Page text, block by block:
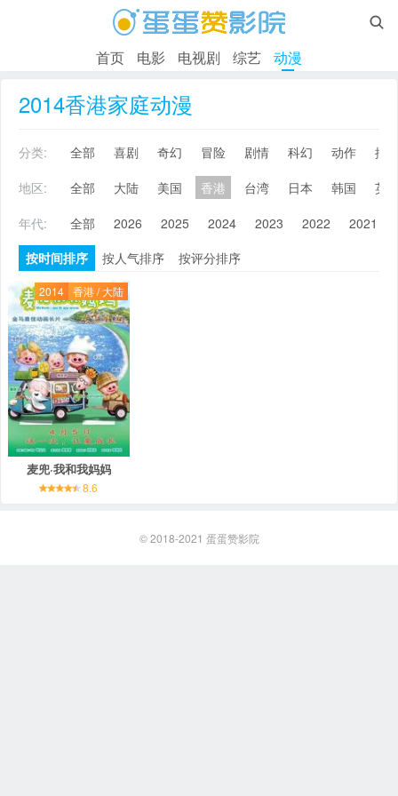

首页 电影 电视剧 综艺 动漫
2014香港家庭动漫
分类: 全部 喜剧 奇幻 冒险 剧情 科幻 动作
搞
地区:
全部 大陆 美国 香港 台湾 日本 韩国
英
年代:
全部 2026 2025 2024 2023 2022 2021
按时间排序
按人气排序 按评分排序
2014 香港 / 大陆
麦兜·我和我妈妈
8.6
© 2018-2021 蛋蛋赞影院